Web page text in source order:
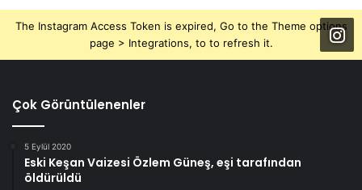
The Instagram Access Token is expired, Go to the Theme options
page > Integrations, to to refresh it.
Çok Görüntülenenler
5 Eylül 2020
Eski Keşan Vaizesi Özlem Güneş, eşi tarafından
öldürüldü